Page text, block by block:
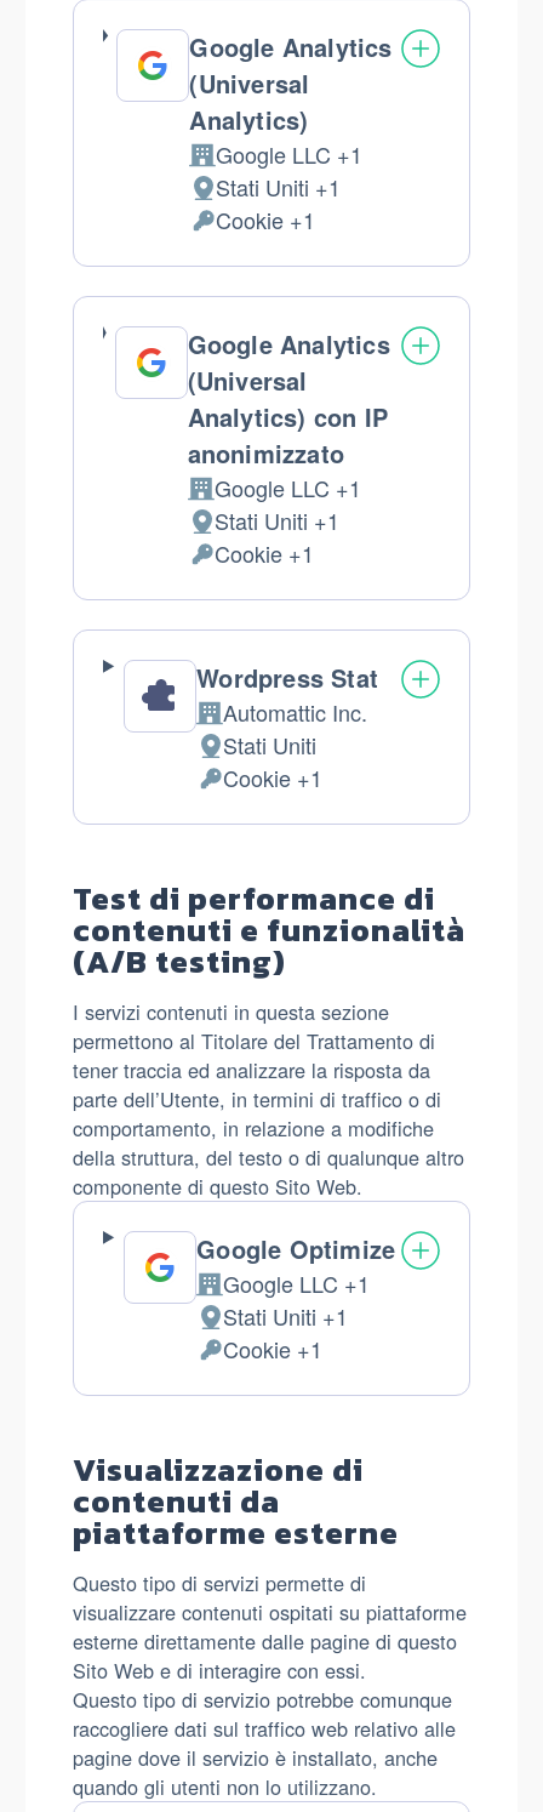
Google Analytics
(Universal
Analytics)
Azienda:
Google LLC +1
Luogo
del
trattamento:
Stati Uniti +1
Dati
Personali
trattati:
Cookie +1
Google Analytics
(Universal
Analytics) con IP
anonimizzato
Azienda:
Google LLC +1
Luogo
del
trattamento:
Stati Uniti +1
Dati
Personali
trattati:
Cookie +1
Wordpress Stat
Azienda:
Automattic Inc.
Luogo
del
trattamento:
Stati Uniti
Dati
Personali
Cookie +1
Test di performance di
contenuti e funzionalità
(A/B testing)
I servizi contenuti in questa sezione
permettono al Titolare del Trattamento di
tener traccia ed analizzare la risposta da
parte dell’Utente, in termini di traffico o di
comportamento, in relazione a modifiche
della struttura, del testo o di qualunque altro
componente di questo Sito Web.
Google Optimize
Azienda:
Google LLC +1
Luogo
del
trattamento:
Stati Uniti +1
Dati
Personali
Cookie +1
Visualizzazione di
contenuti da
piattaforme esterne
Questo tipo di servizi permette di
visualizzare contenuti ospitati su piattaforme
esterne direttamente dalle pagine di questo
Sito Web e di interagire con essi.
Questo tipo di servizio potrebbe comunque
raccogliere dati sul traffico web relativo alle
pagine dove il servizio è installato, anche
quando gli utenti non lo utilizzano.